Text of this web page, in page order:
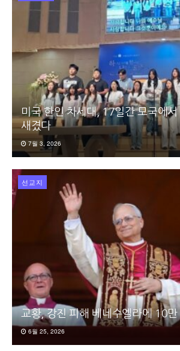
미국 한인 차세대, 17일간 모국에
새겼다
7월 3, 2026
선교지
교황, 강진 피해 베네수엘라에 10만
6월 25, 2026